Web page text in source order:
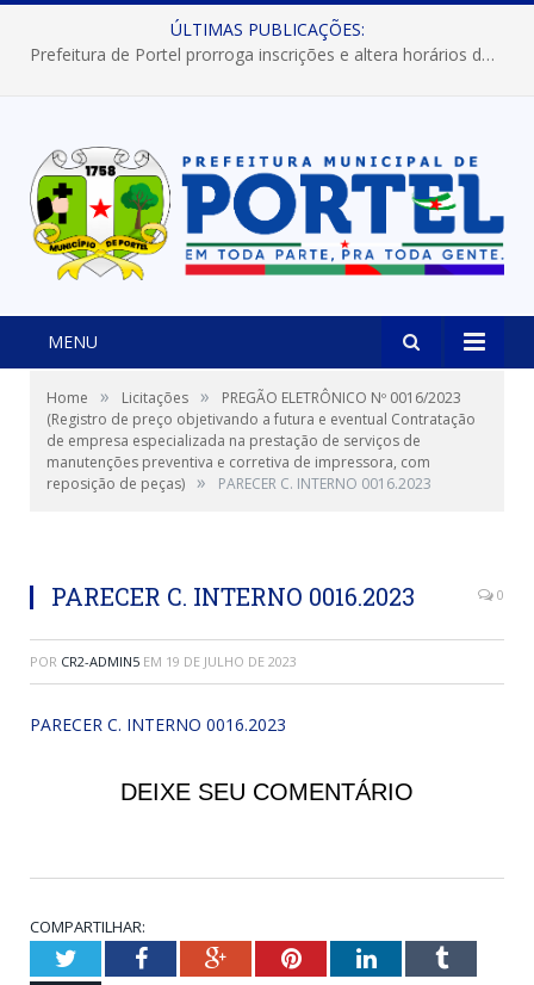
ÚLTIMAS PUBLICAÇÕES:
Prefeitura de Portel prorroga inscrições e altera horários dos concursos “Musa” e “Miss Mix Verão 2026”
MENU
Home » Licitações »
PREGÃO ELETRÔNICO Nº 0016/2023
(Registro de preço objetivando a futura e eventual Contratação
de empresa especializada na prestação de serviços de
manutenções preventiva e corretiva de impressora, com
reposição de peças) » PARECER C. INTERNO 0016.2023
PARECER C. INTERNO 0016.2023 0
POR CR2-ADMIN5 EM 19 DE JULHO DE 2023
PARECER C. INTERNO 0016.2023
DEIXE SEU COMENTÁRIO
COMPARTILHAR:
TwitterFacebookGoogle+PinterestLinkedInTumblr